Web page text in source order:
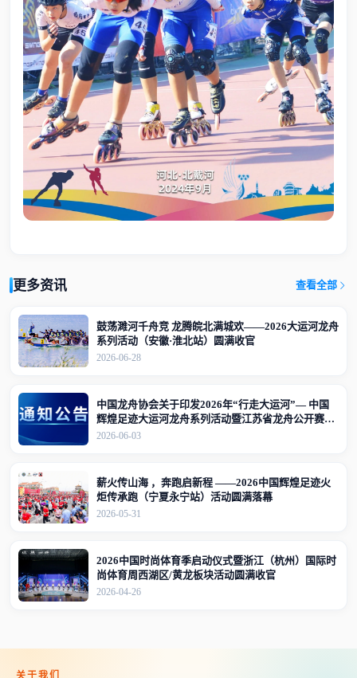
更多资讯 查看全部
鼓荡濉河千舟竞 龙腾皖北满城欢——2026大运河龙舟
系列活动（安徽·淮北站）圆满收官
2026-06-28
中国龙舟协会关于印发2026年“行走大运河”— 中国
辉煌足迹大运河龙舟系列活动暨江苏省龙舟公开赛
（江苏·宜兴站）竞赛规程的通知
2026-06-03
薪火传山海 ，奔跑启新程 ——2026中国辉煌足迹火
炬传承跑（宁夏永宁站）活动圆满落幕
2026-05-31
2026中国时尚体育季启动仪式暨浙江（杭州）国际时
尚体育周西湖区/黄龙板块活动圆满收官
2026-04-26
关于我们